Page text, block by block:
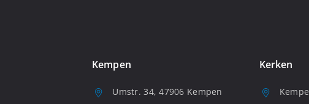
Kempen
Umstr. 34, 47906 Kempen
Kerken